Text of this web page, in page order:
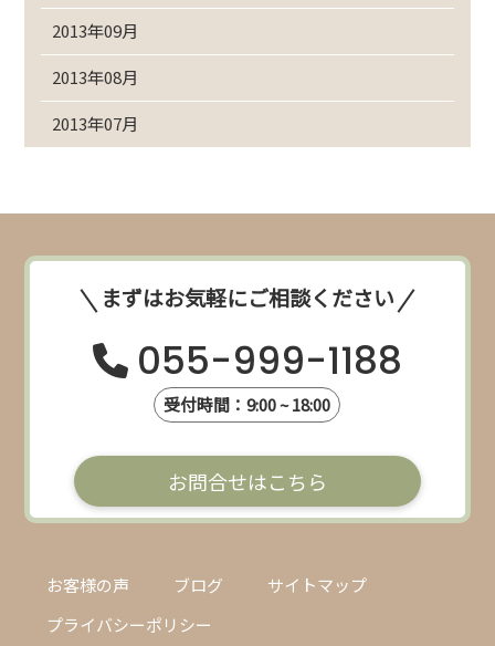
2013年09月
2013年08月
2013年07月
まずはお気軽にご相談ください
055-999-1188
受付時間：9:00 ~ 18:00
お問合せはこちら
お客様の声 ブログ
サイトマップ
プライバシーポリシー